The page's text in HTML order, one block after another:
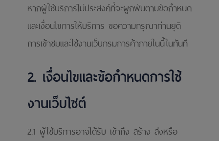
หากผู้ใช้บริการไม่ประสงค์ที่ี่จะผูกพันตามข้อกําหนด
และเงื่อนไขการให้บริการ ขอความกรุณาท่านยุติ
การเข้าชมและใช้งานเว็บกรมการค้าภายในนี้ในทันที
2. เงื่อนไขและข้อกําหนดการใช้
งานเว็บไซต์
2.1 ผู้ใช้บริการอาจได้รับ เข้าถึง สร้าง ส่งหรือ